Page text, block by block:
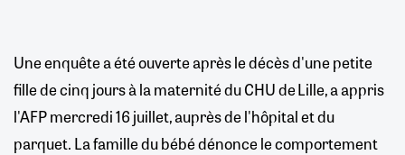
Une enquête a été ouverte après le décès d'une petite
fille de cinq jours à la maternité du CHU de Lille, a appris
l'AFP mercredi 16 juillet, auprès de l'hôpital et du
parquet. La famille du bébé dénonce le comportement